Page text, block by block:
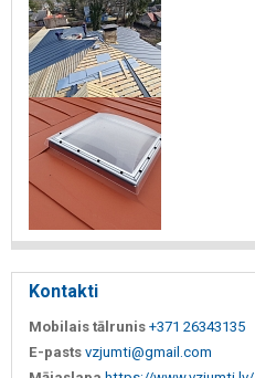
Kontakti
Mobilais tālrunis +371 26343135
E-pasts vzjumti@gmail.com